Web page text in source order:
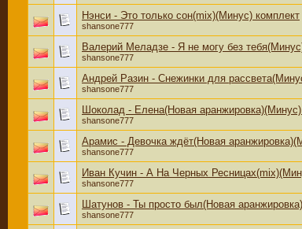
Нэнси - Это только сон(mix)(Минус) комплект
shansone777
Валерий Меладзе - Я не могу без
shansone777
Андрей Разин - Снежинки для
shansone777
Шоколад - Елена(Новая
shansone777
Арамис - Девочка ждёт(Новая
shansone777
Иван Кучин - А На Черных
shansone777
Шатунов - Ты просто был(Новая
shansone777